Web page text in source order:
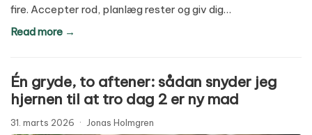
fire. Accepter rod, planlæg rester og giv dig…
Read more →
Én gryde, to aftener: sådan snyder jeg
hjernen til at tro dag 2 er ny mad
31. marts 2026 · Jonas Holmgren